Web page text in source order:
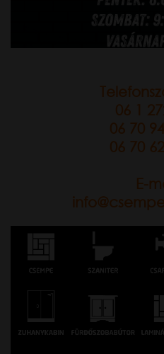
06 1
06 70
06 70
E-